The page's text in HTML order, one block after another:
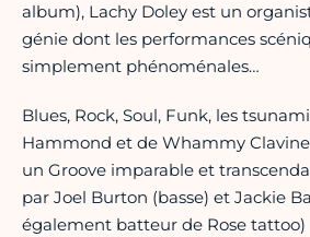
album), Lachy Doley est un
génie dont les performances
simplement phénoménales…
Blues, Rock, Soul, Funk, les
Hammond et de Whammy
un Groove imparable et
par Joel Burton (basse) et Jackie
également batteur de Rose tattoo)